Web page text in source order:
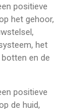
positieve
het gehoor,
het
en de
positieve
de huid,